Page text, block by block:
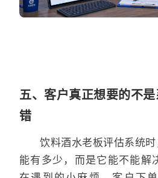
五、客户真正想要的不
错
饮料酒水老板评估系统
能有多少，而是它能不能解